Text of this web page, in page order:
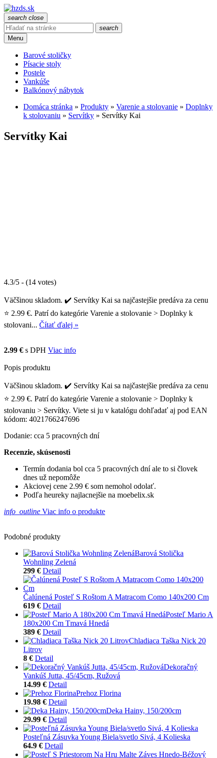
search close
search
Menu
Barové stoličky
Písacie stoly
Postele
Vankúše
Balkónový nábytok
Domáca stránka » Produkty » Varenie a stolovanie » Doplnky
k stolovaniu » Servítky » Servítky Kai
Servítky Kai
4.3/5 - (14 votes)
Väčšinou skladom. ✔️ Servítky Kai sa najčastejšie predáva za cenu
⭐ 2.99 €. Patrí do kategórie Varenie a stolovanie > Doplnky k
stolovani... Čítať ďalej »
2.99 € s DPH Viac info
Popis produktu
Väčšinou skladom. ✔️ Servítky Kai sa najčastejšie predáva za cenu
⭐ 2.99 €. Patrí do kategórie Varenie a stolovanie > Doplnky k
stolovaniu > Servítky. Viete si ju v katalógu dohľadať aj pod EAN
kódom: 4021766247696
Dodanie: cca 5 pracovných dní
Recenzie, skúsenosti
Termín dodania bol cca 5 pracovných dní ale to si človek
dnes už nepomôže
Akciovej cene 2.99 € som nemohol odolať.
Podľa heureky najlacnejšie na moebelix.sk
info_outline Viac info o produkte
Podobné produkty
Barová Stolička
Wohnling Zelená
299 € Detail
Čalúnená Posteľ S Roštom A Matracom Como 140x200 Cm
619 € Detail
Posteľ Mario A
180x200 Cm Tmavá Hnedá
389 € Detail
Chladiaca Taška Nick 20
Litrov
8 € Detail
Dekoračný
Vankúš Jutta, 45/45cm, Ružová
14.99 € Detail
Prehoz Florina
19.98 € Detail
Deka Hainy, 150/200cm
29.99 € Detail
Posteľná Zásuvka Young Biela/svetlo Sivá, 4 Kolieska
64.9 € Detail